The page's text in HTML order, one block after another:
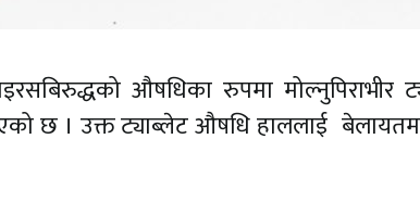
औषधिका रुपमा मोल्नुपिराभीर
छ । उक्त ट्याब्लेट औषधि हाललाई